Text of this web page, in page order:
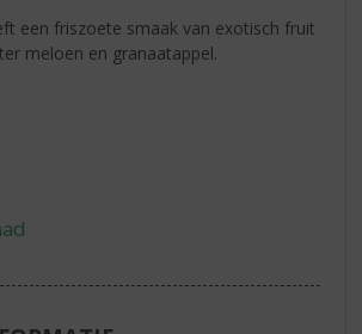
een friszoete smaak van exotisch fruit
meloen en granaatappel.